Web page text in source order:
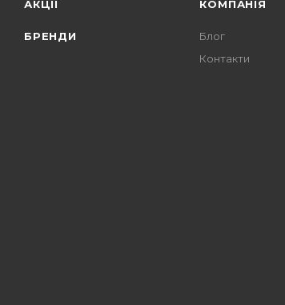
АКЦІЇ
БРЕНДИ
КОМПАНІЯ
Блог
Контакти